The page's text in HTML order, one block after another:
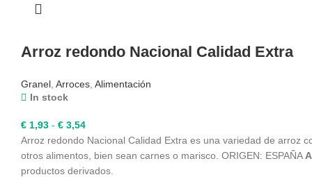
Arroz redondo Nacional Calidad Extra
Granel Arroces Alimentación
In stock
€ 1,93 - € 3,54Rango
de
precios:
desde
Arroz redondo Nacional Calidad Extra es una variedad de arroz
otros alimentos, bien sean carnes o marisco. ORIGEN: ESPAÑA
productos derivados.